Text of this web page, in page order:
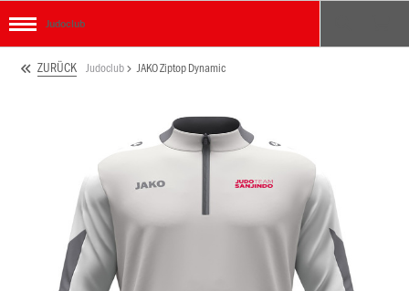
Judoclub
ZURÜCK Judoclub JAKO Ziptop Dynamic